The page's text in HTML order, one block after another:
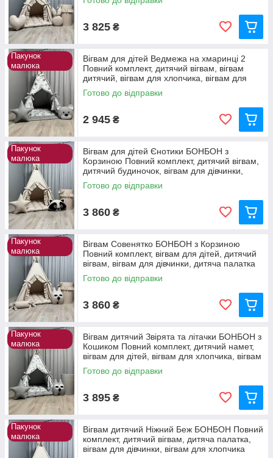
3 825 ₴
Пакунок
малюка
Вігвам для дітей Ведмежа на хмаринці 2
Повний комплект, дитячий вігвам, вігвам
дитячий, вігвам для хлопчика, вігвам для
дівчинки
Готово до відправки
2 945 ₴
Пакунок
малюка
Вігвам для дітей Єнотики БОНБОН з
Корзиною Повний комплект, дитячий вігвам,
дитячий будиночок, вігвам для дівчинки,
дитяча палатка
Готово до відправки
3 860 ₴
Пакунок
малюка
Вігвам Совенятко БОНБОН з Корзиною
Повний комплект, вігвам для дітей, дитячий
вігвам, вігвам для дівчинки, дитяча палатка
Готово до відправки
3 860 ₴
Пакунок
малюка
Вігвам дитячий Звірята та літачки БОНБОН з
Кошиком Повний комплект, дитячий намет,
вігвам для дітей, вігвам для хлопчика, вігвам
Готово до відправки
3 895 ₴
Пакунок
малюка
Вігвам дитячий Ніжний Беж БОНБОН Повний
комплект, дитячий вігвам, дитяча палатка,
вігвам для дівчинки, вігвам для хлопчика